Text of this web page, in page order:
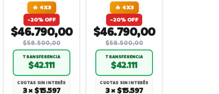
ROMARIO - CAFU
🔥 4X3
-20% OFF
$46.790,00
$58.500,00
TRANSFERENCIA
$42.111
CUOTAS SIN INTERÉS
3 × $15.597
🔥 4X3
-20% OFF
$46.790,00
$58.500,00
TRANSFERENCIA
$42.111
CUOTAS SIN INTERÉS
3 × $15.597